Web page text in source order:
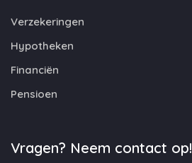
Verzekeringen
Hypotheken
Financiën
Pensioen
Vragen? Neem contact op!